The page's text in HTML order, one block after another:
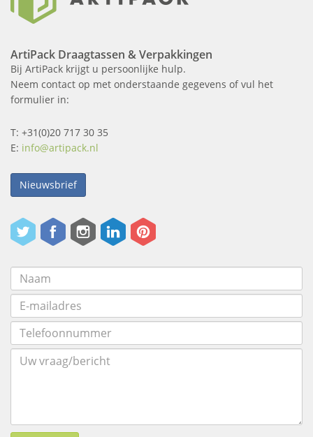
ArtiPack Draagtassen & Verpakkingen
Bij ArtiPack krijgt u persoonlijke hulp.
Neem contact op met onderstaande gegevens of vul het
formulier in:
T: +31(0)20 717 30 35
E: info@artipack.nl
Nieuwsbrief